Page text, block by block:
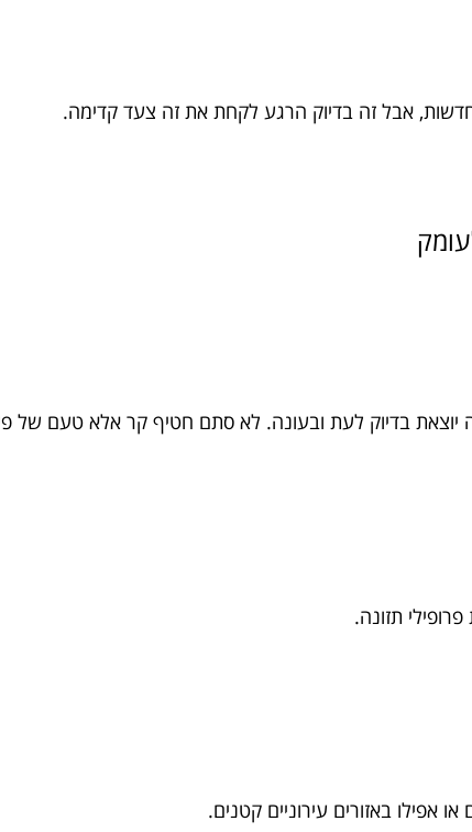
אבל זה בדיוק הרגע לקחת את זה צעד קדימה.
יוצאת בדיוק לעת ובעונה. לא סתם חטיף קר אלא טעם של
תזונה.
אפילו באזורים עירוניים קטנים.